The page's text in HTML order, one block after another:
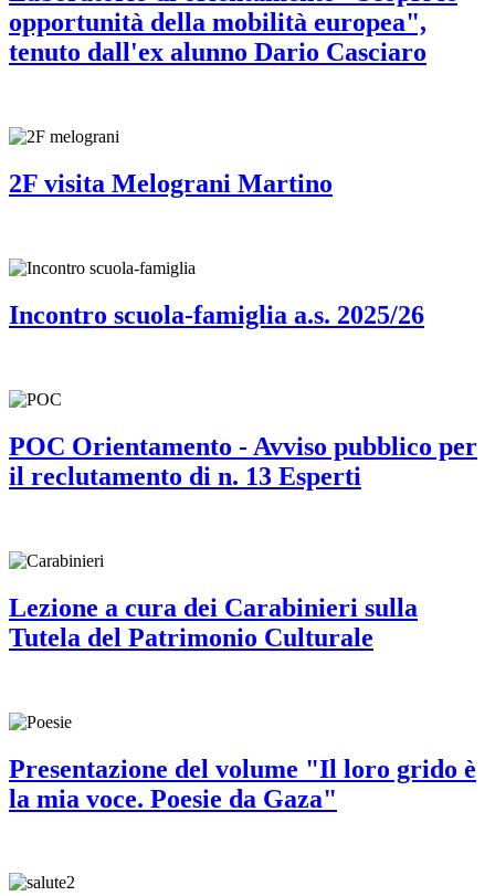
opportunità della mobilità europea",
tenuto dall'ex alunno Dario Casciaro
2F visita Melograni Martino
Incontro scuola-famiglia a.s. 2025/26
POC Orientamento - Avviso pubblico per
il reclutamento di n. 13 Esperti
Lezione a cura dei Carabinieri sulla
Tutela del Patrimonio Culturale
Presentazione del volume "Il loro grido è
la mia voce. Poesie da Gaza"